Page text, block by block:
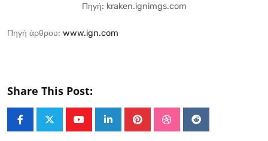
Πηγή: kraken.ignimgs.com
Πηγή άρθρου: www.ign.com
Share This Post:
YoutubeLinkedInPinterestStumbleUpon
Reddit